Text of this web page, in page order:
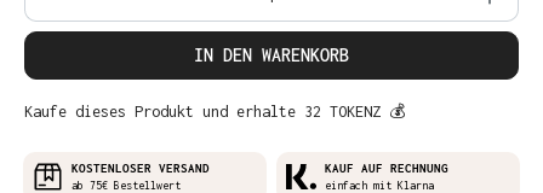
IN DEN WARENKORB
Kaufe dieses Produkt und erhalte 32 TOKENZ 💰
KOSTENLOSER VERSAND
ab 75€ Bestellwert
KAUF AUF RECHNUNG
einfach mit Klarna